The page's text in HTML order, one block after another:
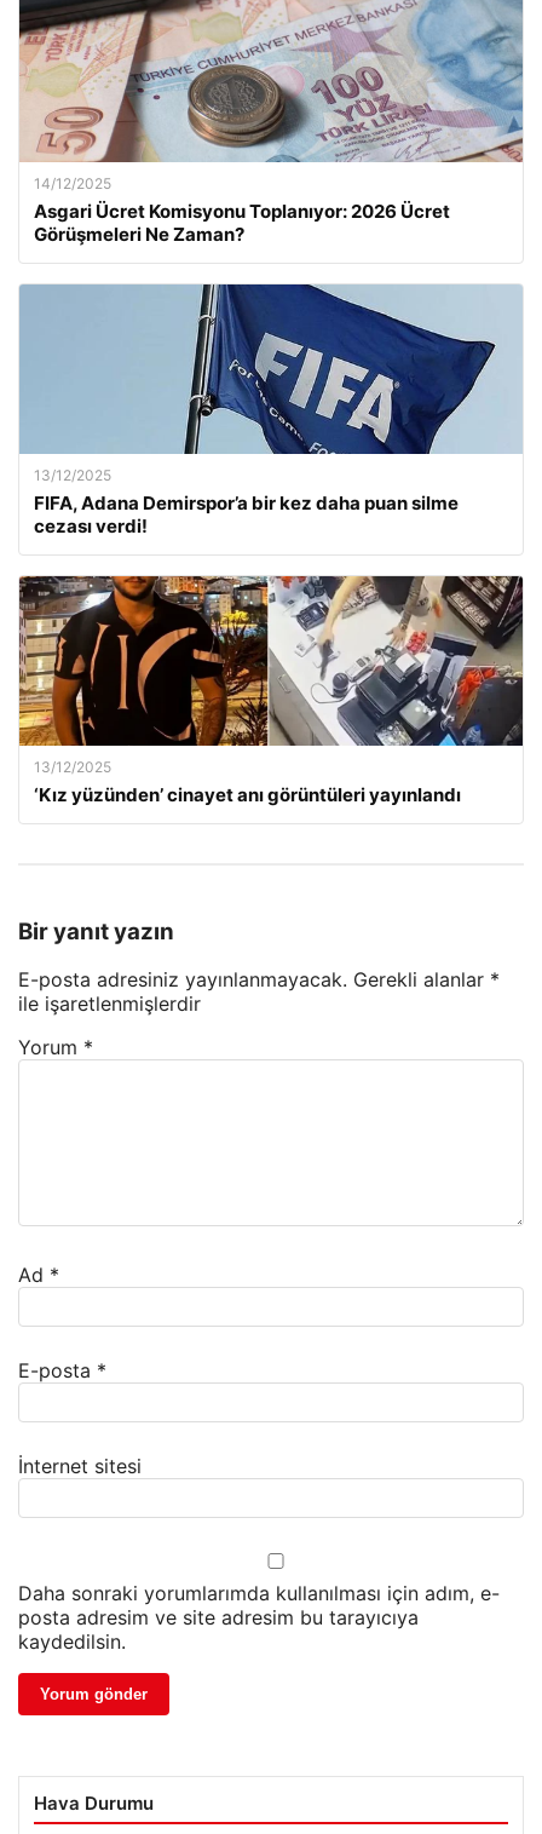
14/12/2025
Asgari Ücret Komisyonu Toplanıyor: 2026 Ücret
Görüşmeleri Ne Zaman?
13/12/2025
FIFA, Adana Demirspor’a bir kez daha puan silme
cezası verdi!
13/12/2025
‘Kız yüzünden’ cinayet anı görüntüleri yayınlandı
Bir yanıt yazın
E-posta adresiniz yayınlanmayacak. Gerekli alanlar *
ile işaretlenmişlerdir
Yorum *
Ad *
E-posta *
İnternet sitesi
Daha sonraki yorumlarımda kullanılması için adım, e-
posta adresim ve site adresim bu tarayıcıya
kaydedilsin.
Hava Durumu